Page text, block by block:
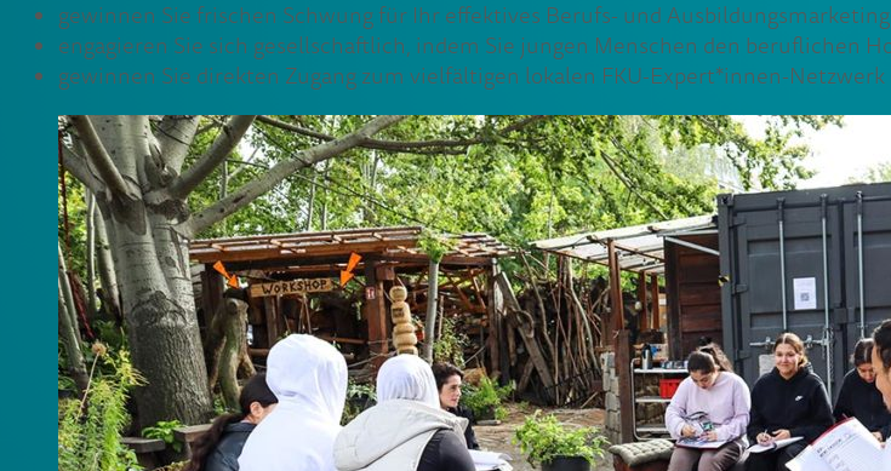
gewinnen Sie frischen Schwung für Ihr effektives Berufs- und Ausbildungsmarketing
engagieren Sie sich gesellschaftlich, indem Sie jungen Menschen den beruflichen
gewinnen Sie direkten Zugang zum vielfältigen lokalen FKU-Expert*innen-